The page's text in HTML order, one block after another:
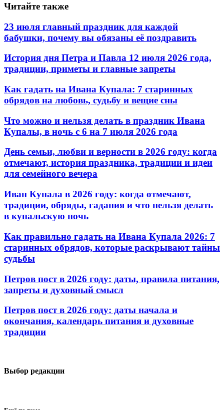
Читайте также
23 июля главный праздник для каждой
бабушки, почему вы обязаны её поздравить
История дня Петра и Павла 12 июля 2026 года,
традиции, приметы и главные запреты
Как гадать на Ивана Купала: 7 старинных
обрядов на любовь, судьбу и вещие сны
Что можно и нельзя делать в праздник Ивана
Купалы, в ночь с 6 на 7 июля 2026 года
День семьи, любви и верности в 2026 году: когда
отмечают, история праздника, традиции и идеи
для семейного вечера
Иван Купала в 2026 году: когда отмечают,
традиции, обряды, гадания и что нельзя делать
в купальскую ночь
Как правильно гадать на Ивана Купала 2026: 7
старинных обрядов, которые раскрывают тайны
судьбы
Петров пост в 2026 году: даты, правила питания,
запреты и духовный смысл
Петров пост в 2026 году: даты начала и
окончания, календарь питания и духовные
традиции
Выбор редакции